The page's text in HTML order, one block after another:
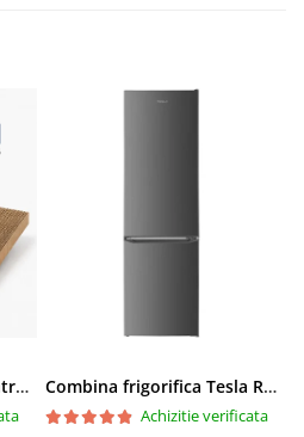
Set 2 placi de zgariat pentru casuta pisici BUNTZ KJW5086, compatibile cu casuta 59 x 28.5 x 35 cm Combina frigorifica Tesla RC2600HXE, 262 l, Clasa E, Iluminare LED, dezghetare automata frigider, H 180 cm, Inox
Achizitie verificata